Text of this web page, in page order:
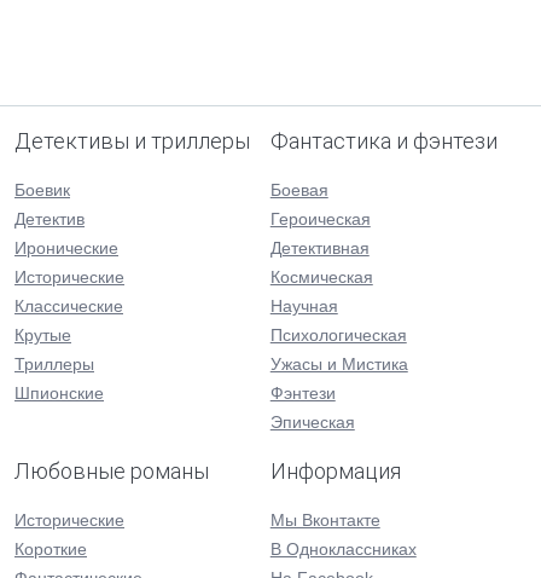
Детективы и триллеры
Боевик
Детектив
Иронические
Исторические
Классические
Крутые
Триллеры
Шпионские
Фантастика и фэнтези
Боевая
Героическая
Детективная
Космическая
Научная
Психологическая
Ужасы и Мистика
Фэнтези
Эпическая
Любовные романы
Исторические
Короткие
Информация
Мы Вконтакте
В Одноклассниках